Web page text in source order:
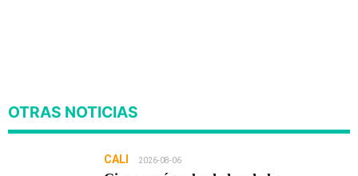
OTRAS NOTICIAS
CALI 2026-08-06